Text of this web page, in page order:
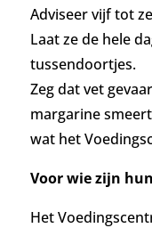
Adviseer vijf tot
Laat ze de hele
tussendoortjes.
Zeg dat vet
margarine
wat het
Voor wie zijn
Het